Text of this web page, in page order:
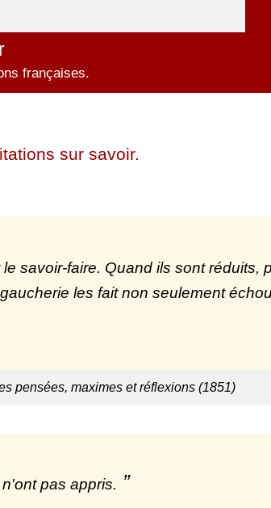
françaises.
sur savoir.
savoir-faire. Quand ils sont réduits,
les fait non seulement
pensées, maximes et réflexions (1851)
pas appris.